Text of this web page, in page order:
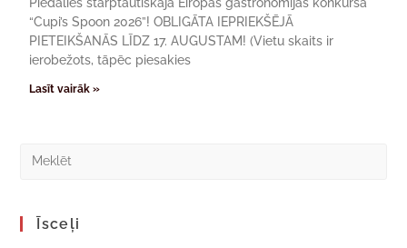
“Cupi’s Spoon 2026”! OBLIGĀTA IEPRIEKŠĒJĀ
PIETEIKŠANĀS LĪDZ 17. AUGUSTAM! (Vietu skaits ir
ierobežots, tāpēc piesakies
Lasīt vairāk »
Īsceļi